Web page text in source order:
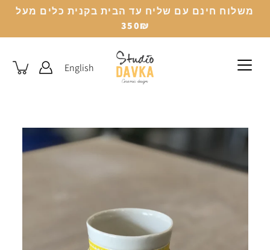
משלוח חינם עם שליח עד הבית בקנית כלים מעל
350₪
English